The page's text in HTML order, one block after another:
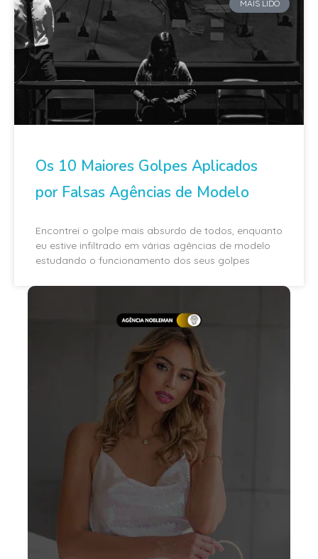
MAIS LIDO
Os 10 Maiores Golpes Aplicados
por Falsas Agências de Modelo
Encontrei o golpe mais absurdo de todos, enquanto
eu estive infiltrado em várias agências de modelo
estudando o funcionamento dos seus golpes